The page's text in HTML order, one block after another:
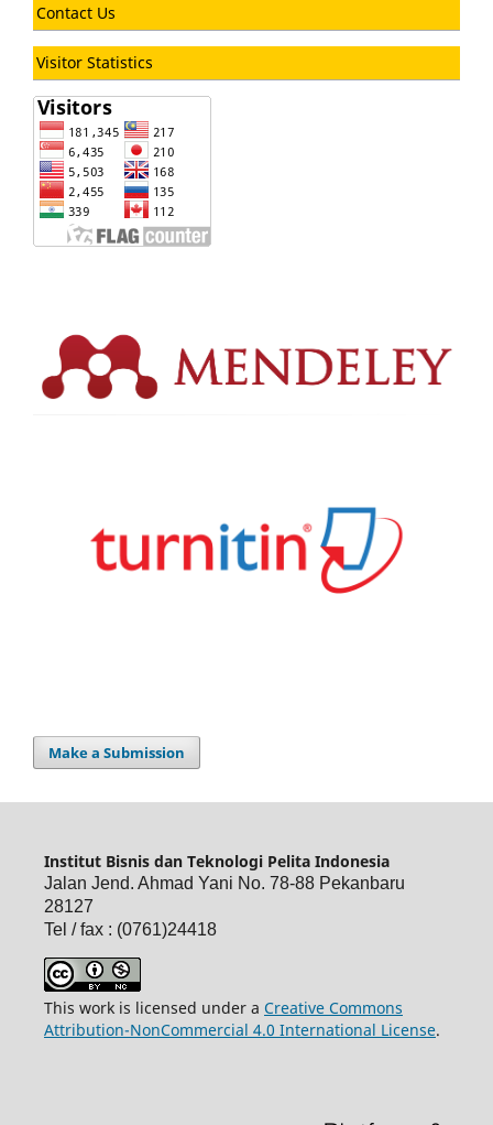
Contact Us
Visitor Statistics
Make a Submission
Institut Bisnis dan Teknologi Pelita Indonesia
Jalan Jend. Ahmad Yani No. 78-88 Pekanbaru
28127
Tel / fax : (0761)24418
This work is licensed under a Creative Commons
Attribution-NonCommercial 4.0 International License.